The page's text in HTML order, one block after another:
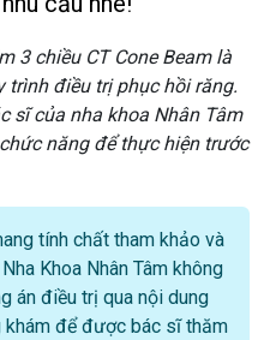
3 chiều CT Cone Beam là
điều trị phục hồi răng.
sĩ của nha khoa Nhân Tâm
năng để thực hiện trước
tính chất tham khảo và
Khoa Nhân Tâm không
án điều trị qua nội dung
để được bác sĩ thăm